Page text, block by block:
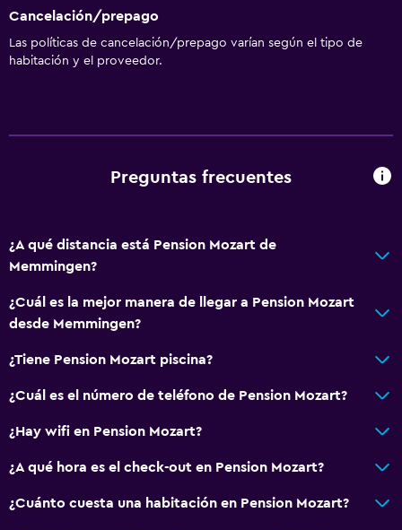
Aire libre
Chimenea exterior
Tetera eléctrica
Almuerzos para llevar
Nevera
La comida se puede entregar en el alojamiento
Golf
Ciclismo
Paseos a caballo
Cancelación/prepago
Las políticas de cancelación/prepago varían según el tipo de
habitación y el proveedor.
Preguntas frecuentes
¿A qué distancia está Pension Mozart de
Memmingen?
¿Cuál es la mejor manera de llegar a Pension Mozart
desde Memmingen?
¿Tiene Pension Mozart piscina?
¿Cuál es el número de teléfono de Pension Mozart?
¿Hay wifi en Pension Mozart?
¿A qué hora es el check-out en Pension Mozart?
¿Cuánto cuesta una habitación en Pension Mozart?